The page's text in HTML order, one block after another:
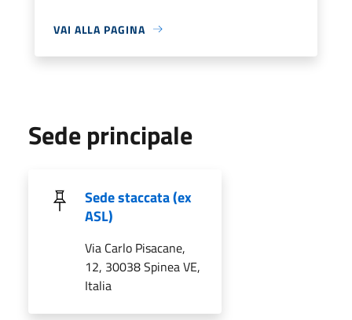
VAI ALLA PAGINA
Sede principale
Sede staccata (ex
ASL)
Via Carlo Pisacane,
12, 30038 Spinea VE,
Italia